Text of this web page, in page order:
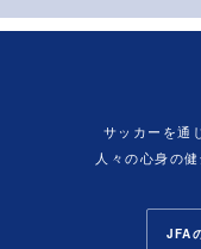
サッカーを通
人々の心身の
JFA